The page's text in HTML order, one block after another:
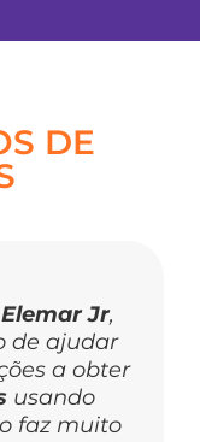
DE
Jr,
de ajudar
a obter
usando
faz muito